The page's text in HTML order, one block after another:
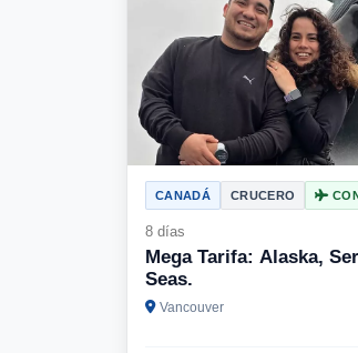
CANADÁ CRUCERO
8 días
Mega Tarifa: Alaska,
Seas.
Vancouver